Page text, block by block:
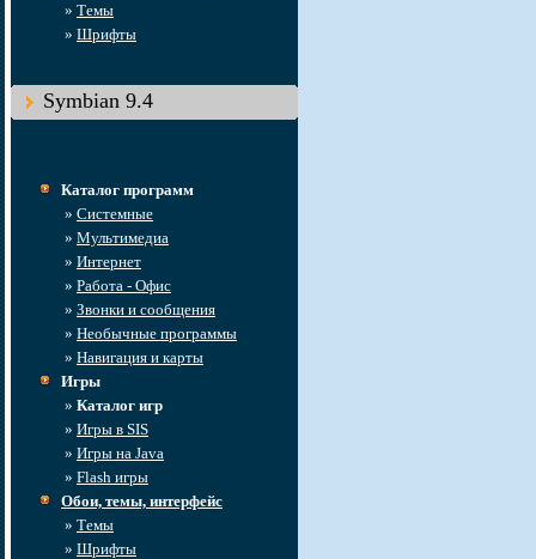
» Темы
» Шрифты
Symbian 9.4
Каталог программ
» Системные
» Мультимедиа
» Интернет
» Работа - Офис
» Звонки и сообщения
» Необычные программы
» Навигация и карты
Игры
» Каталог игр
» Игры в SIS
» Игры на Java
» Flash игры
Обои, темы, интерфейс
» Темы
» Шрифты